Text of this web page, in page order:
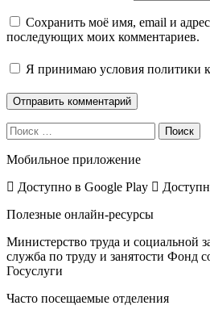
Сохранить моё имя, email и
последующих моих комментариев.
Я принимаю условия политики
Поиск
Мобильное приложение
Доступно в Google Play
Полезные онлайн-ресурсы
Министерство труда и социальной
служба по труду и занятости Фонд
Госуслуги
Часто посещаемые отделения